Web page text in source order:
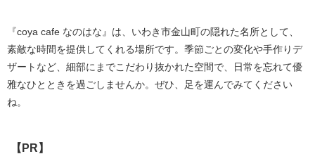
『coya cafe なのはな』は、いわき市金山町の隠れた名所として、
素敵な時間を提供してくれる場所です。季節ごとの変化や手作りデ
ザートなど、細部にまでこだわり抜かれた空間で、日常を忘れて優
雅なひとときを過ごしませんか。ぜひ、足を運んでみてください
ね。
【PR】